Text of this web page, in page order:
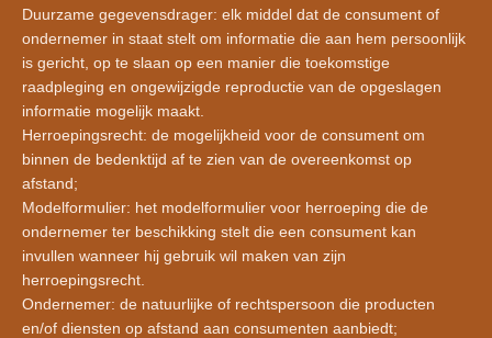
Duurzame gegevensdrager: elk middel dat de consument of
ondernemer in staat stelt om informatie die aan hem persoonlijk
is gericht, op te slaan op een manier die toekomstige
raadpleging en ongewijzigde reproductie van de opgeslagen
informatie mogelijk maakt.
Herroepingsrecht: de mogelijkheid voor de consument om
binnen de bedenktijd af te zien van de overeenkomst op
afstand;
Modelformulier: het modelformulier voor herroeping die de
ondernemer ter beschikking stelt die een consument kan
invullen wanneer hij gebruik wil maken van zijn
herroepingsrecht.
Ondernemer: de natuurlijke of rechtspersoon die producten
en/of diensten op afstand aan consumenten aanbiedt;